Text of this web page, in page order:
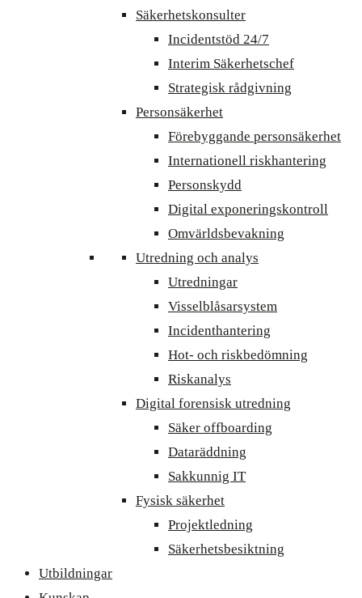
Säkerhetskonsulter
Incidentstöd 24/7
Interim Säkerhetschef
Strategisk rådgivning
Personsäkerhet
Förebyggande personsäkerhet
Internationell riskhantering
Personskydd
Digital exponeringskontroll
Omvärldsbevakning
Utredning och analys
Utredningar
Visselblåsarsystem
Incidenthantering
Hot- och riskbedömning
Riskanalys
Digital forensisk utredning
Säker offboarding
Dataräddning
Sakkunnig IT
Fysisk säkerhet
Projektledning
Säkerhetsbesiktning
Utbildningar